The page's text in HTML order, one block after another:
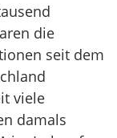
die
seit dem
viele
damals